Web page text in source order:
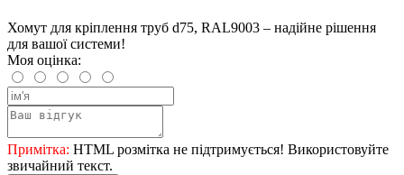
Хомут для кріплення труб d75, RAL9003 – надійне рішення
для вашої системи!
Моя оцінка:
Примітка: HTML розмітка не підтримується! Використовуйте
звичайний текст.